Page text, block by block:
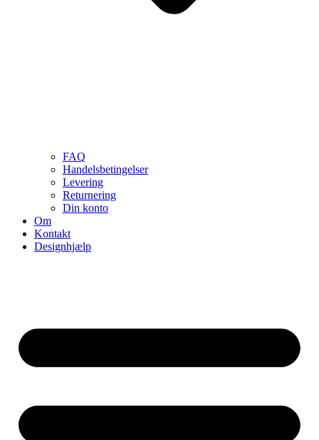
FAQ
Handelsbetingelser
Levering
Returnering
Din konto
Om
Kontakt
Designhjælp